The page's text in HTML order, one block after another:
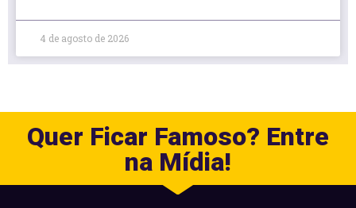
4 de agosto de 2026
Quer Ficar Famoso? Entre
na Mídia!